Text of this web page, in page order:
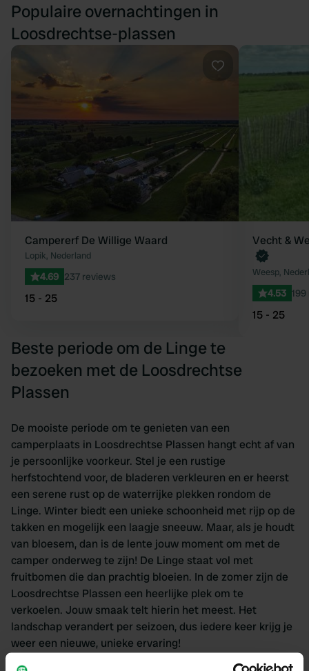
Populaire overnachtingen in
Loosdrechtse-plassen
Favoriet
Campererf De Willige Waard
Lopik, Nederland
4.69 237 reviews
15 - 25
Vecht &
Weesp,
4.53
15 - 25
Beste periode om de Linge te
bezoeken met de Loosdrechtse
Plassen
De mooiste periode om te genieten van een
camperplaats in Loosdrechtse Plassen hangt echt af van
je persoonlijke voorkeur. Stel je een rustige
herfstochtend voor, de bladeren verkleuren en er heerst
een serene rust op de waterrijke plekken rondom de
Linge. Winter biedt een unieke schoonheid met rijp op de
takken en mogelijk een laagje sneeuw. Maar, als je houdt
van bloesem, dan is de lente jouw moment om met de
camper onderweg te zijn! De Linge staat vol met
fruitbomen die dan prachtig bloeien. In de zomer zijn de
Loosdrechtse Plassen een heerlijke plek om te
verkoelen. Jouw smaak telt hierin het meest. Het
landschap verandert per seizoen, dus iedere keer krijg je
weer een nieuwe, unieke ervaring!